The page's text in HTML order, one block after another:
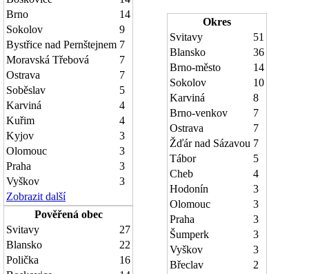
Brno
14
Sokolov
9
Bystřice nad Pernštejnem 7
Moravská Třebová
7
Ostrava
7
Soběslav
5
Karviná
4
Kuřim
4
Kyjov
3
Olomouc
3
Praha
3
Vyškov
3
Zobrazit další
Pověřená obec
Svitavy
27
Blansko
22
Polička
16
Okres
Svitavy
51
Blansko
36
Brno-město
14
Sokolov
10
Karviná
8
Brno-venkov
7
Ostrava
7
Žďár nad Sázavou 7
Tábor
5
Cheb
4
Hodonín
3
Olomouc
3
Praha
3
Šumperk
3
Vyškov
3
Břeclav
2